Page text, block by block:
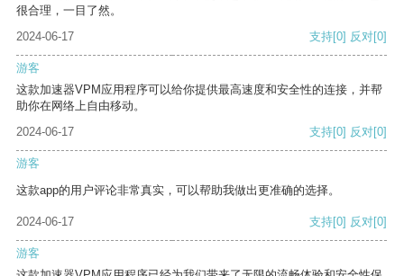
很合理，一目了然。
2024-06-17
支持[0] 反对[0]
游客
这款加速器VPM应用程序可以给你提供最高速度和安全性的连接，并帮
助你在网络上自由移动。
2024-06-17
支持[0] 反对[0]
游客
这款app的用户评论非常真实，可以帮助我做出更准确的选择。
2024-06-17 支持[0] 反对[0]
游客